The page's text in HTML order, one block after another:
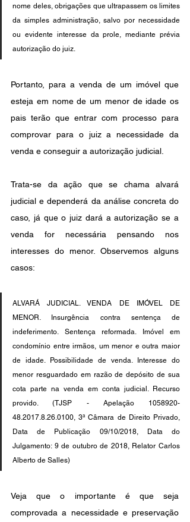
nome deles, obrigações que ultrapassem os limites
da simples administração, salvo por necessidade
ou evidente interesse da prole, mediante prévia
autorização do juiz.
Portanto, para a venda de um imóvel que
esteja em nome de um menor de idade os
pais terão que entrar com processo para
comprovar para o juiz a necessidade da
venda e conseguir a autorização judicial.
Trata-se da ação que se chama alvará
judicial e dependerá da análise concreta do
caso, já que o juiz dará a autorização se a
venda for necessária pensando nos
interesses do menor. Observemos alguns
casos:
ALVARÁ JUDICIAL. VENDA DE IMÓVEL DE
MENOR. Insurgência contra sentença de
indeferimento. Sentença reformada. Imóvel em
condomínio entre irmãos, um menor e outra maior
de idade. Possibilidade de venda. Interesse do
menor resguardado em razão de depósito de sua
cota parte na venda em conta judicial. Recurso
provido. (TJSP - Apelação 1058920-
48.2017.8.26.0100, 3ª Câmara de Direito Privado,
Data de Publicação 09/10/2018, Data do
Julgamento: 9 de outubro de 2018, Relator Carlos
Alberto de Salles)
Veja que o importante é que seja
comprovada a necessidade e preservação